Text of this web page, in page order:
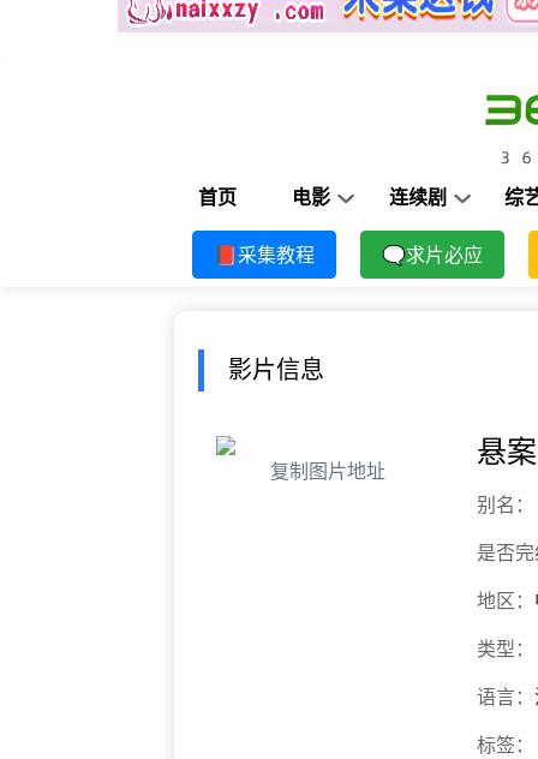
首页 电影 连续剧 综
📕采集教程 🗨求片必应
影片信息
复制图片地址
悬案
别名：
是否
地区：
类型：
语言：
标签：